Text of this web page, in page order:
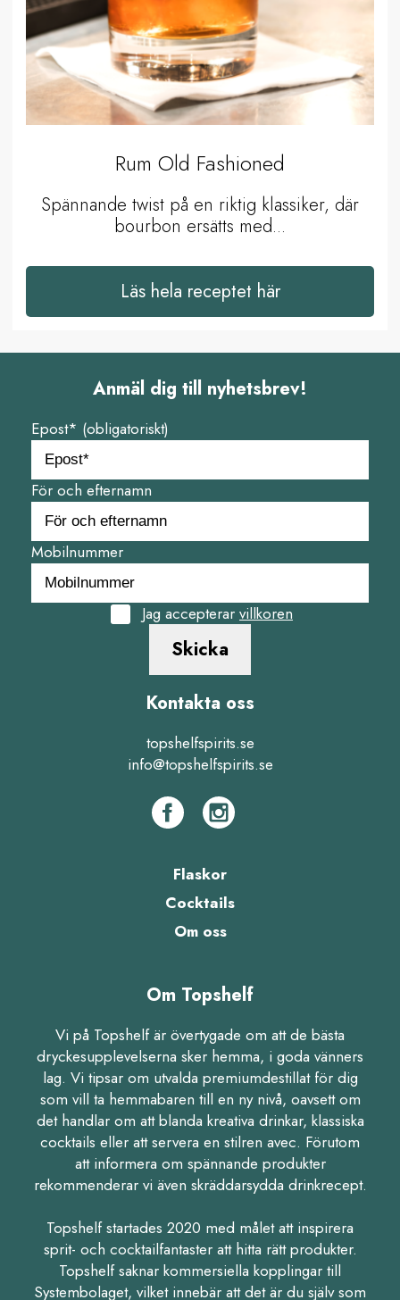
Rum Old Fashioned
Spännande twist på en riktig klassiker, där
bourbon ersätts med...
Läs hela receptet här
Anmäl dig till nyhetsbrev!
Epost* (obligatoriskt)
För och efternamn
Mobilnummer
Jag accepterar villkoren
Skicka
Kontakta oss
topshelfspirits.se
info@topshelfspirits.se
Flaskor
Cocktails
Om oss
Om Topshelf
Vi på Topshelf är övertygade om att de bästa
dryckesupplevelserna sker hemma, i goda vänners
lag. Vi tipsar om utvalda premiumdestillat för dig
som vill ta hemmabaren till en ny nivå, oavsett om
det handlar om att blanda kreativa drinkar, klassiska
cocktails eller att servera en stilren avec. Förutom
att informera om spännande produkter
rekommenderar vi även skräddarsydda drinkrecept.
Topshelf startades 2020 med målet att inspirera
sprit- och cocktailfantaster att hitta rätt produkter.
Topshelf saknar kommersiella kopplingar till
Systembolaget, vilket innebär att det är du själv som